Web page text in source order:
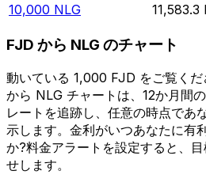
10,000 NLG 11,583.3
FJD から NLG のチャート
動いている 1,000 FJD をご覧く
から NLG チャートは、12か月間
レートを追跡し、任意の時点であ
示します。金利がいつあなたに有
か?料金アラートを設定すると、
せします。